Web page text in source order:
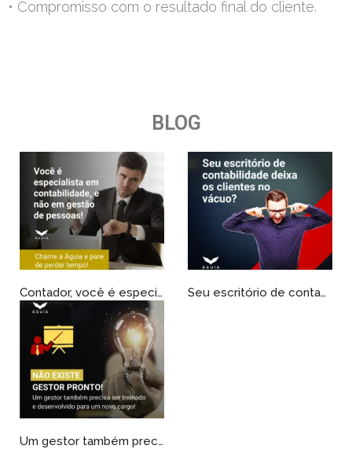
• Compromisso com o resultado final do cliente.
BLOG
Contador, você é especialista em contabilidade, não em gestão de pessoas!!! Seu escritório de contabilidade deixa os clientes no vácuo?
Um gestor também precisa ser treinado e desenvolvido para o novo cargo!